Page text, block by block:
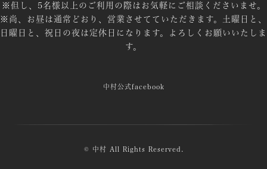
※但し、5名様以上のご利用の際はお気軽にご相談くださいませ。
※尚、お昼は通常どおり、営業させてていただきます。土曜日と、
日曜日と、祝日の夜は定休日になります。よろしくお願いいたしま
す。
中村公式facebook
© 中村 All Rights Reserved.